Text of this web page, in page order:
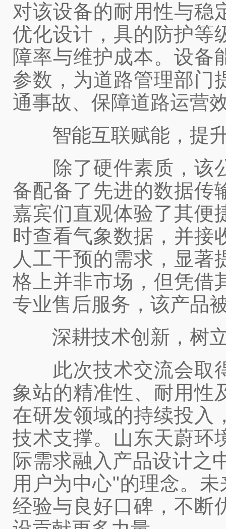
对该设备的耐用性与稳
优化设计，具的防护等
障率与维护成本。设备
参数，为道路管理部门
通事故、保障道路运营
智能互联赋能，提升
除了硬件素质，该公
备配备了先进的数据传
嘉宾们直观体验了其便
时查看气象数据，并接
人工干预的需求，显著
格上并非市场，但凭借
专业售后服务，该产品
深耕技术创新，树
此次技术交流会取得
象站的精准性、耐用性
在研发领域的持续投入
技术支撑。山东天蔚环
际需求融入产品设计之
用户为中心"的理念。
经验与良好口碑，不断